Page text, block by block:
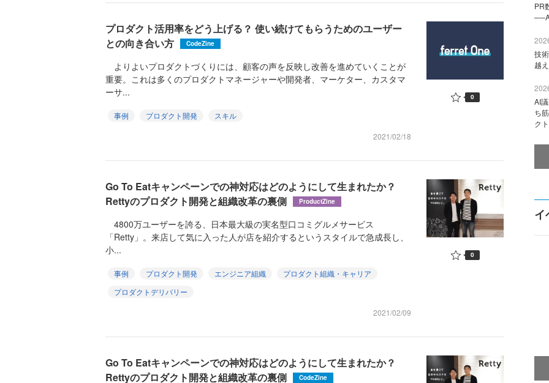
プロダクト活用率をどう上げる？ 使い続けてもらうためのユーザー
との向き合い方
CodeZine
よりよいプロダクトづくりには、顧客の声を反映し改善を進めていくことが
重要。これは多くのプロダクトマネージャーや開発者、マーケター、カスタマ
ーサ...
事例 プロダクト開発
スキル
2021/02/18
0
Go To Eatキャンペーンでの神対応はどのようにして生まれたか？
Rettyのプロダクト開発と組織改革の裏側
ProductZine
4800万ユーザーを誇る、日本最大級の実名型口コミグルメサービス
「Retty」。来店して気に入った人が店を紹介するというスタイルで急成長し、
小...
事例 プロダクト開発 エンジニア組織
プロダクト組織・キャリア
プロダクトデリバリー
2021/02/09
0
Go To Eatキャンペーンでの神対応はどのようにして生まれたか？
Rettyのプロダクト開発と組織改革の裏側
CodeZine
PR
技
越
AI
ち
ク
イ